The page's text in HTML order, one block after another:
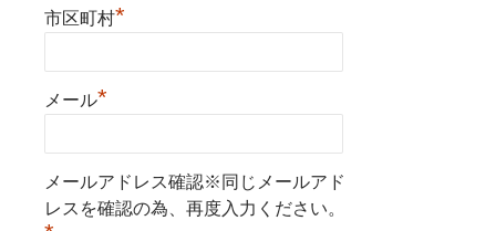
市区町村*
メール*
メールアドレス確認※同じメールアド
レスを確認の為、再度入力ください。